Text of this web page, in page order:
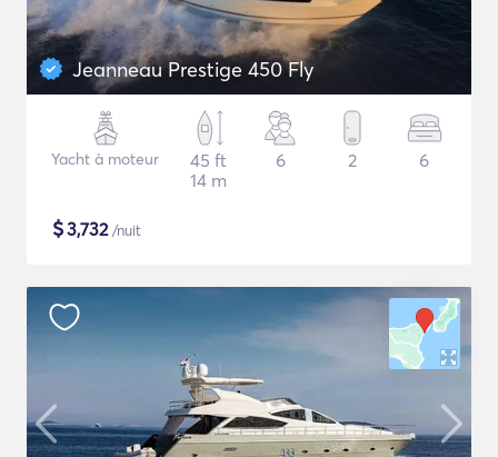
Jeanneau Prestige 450 Fly
Yacht à moteur
45 ft
14 m
6 2 6
$3,732/nuit